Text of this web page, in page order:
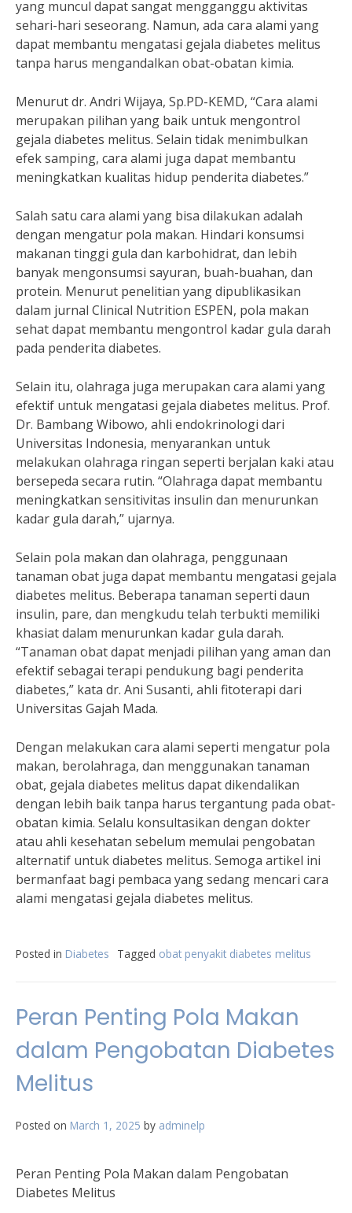
yang muncul dapat sangat mengganggu aktivitas
sehari-hari seseorang. Namun, ada cara alami yang
dapat membantu mengatasi gejala diabetes melitus
tanpa harus mengandalkan obat-obatan kimia.
Menurut dr. Andri Wijaya, Sp.PD-KEMD, “Cara alami
merupakan pilihan yang baik untuk mengontrol
gejala diabetes melitus. Selain tidak menimbulkan
efek samping, cara alami juga dapat membantu
meningkatkan kualitas hidup penderita diabetes.”
Salah satu cara alami yang bisa dilakukan adalah
dengan mengatur pola makan. Hindari konsumsi
makanan tinggi gula dan karbohidrat, dan lebih
banyak mengonsumsi sayuran, buah-buahan, dan
protein. Menurut penelitian yang dipublikasikan
dalam jurnal Clinical Nutrition ESPEN, pola makan
sehat dapat membantu mengontrol kadar gula darah
pada penderita diabetes.
Selain itu, olahraga juga merupakan cara alami yang
efektif untuk mengatasi gejala diabetes melitus. Prof.
Dr. Bambang Wibowo, ahli endokrinologi dari
Universitas Indonesia, menyarankan untuk
melakukan olahraga ringan seperti berjalan kaki atau
bersepeda secara rutin. “Olahraga dapat membantu
meningkatkan sensitivitas insulin dan menurunkan
kadar gula darah,” ujarnya.
Selain pola makan dan olahraga, penggunaan
tanaman obat juga dapat membantu mengatasi gejala
diabetes melitus. Beberapa tanaman seperti daun
insulin, pare, dan mengkudu telah terbukti memiliki
khasiat dalam menurunkan kadar gula darah.
“Tanaman obat dapat menjadi pilihan yang aman dan
efektif sebagai terapi pendukung bagi penderita
diabetes,” kata dr. Ani Susanti, ahli fitoterapi dari
Universitas Gajah Mada.
Dengan melakukan cara alami seperti mengatur pola
makan, berolahraga, dan menggunakan tanaman
obat, gejala diabetes melitus dapat dikendalikan
dengan lebih baik tanpa harus tergantung pada obat-
obatan kimia. Selalu konsultasikan dengan dokter
atau ahli kesehatan sebelum memulai pengobatan
alternatif untuk diabetes melitus. Semoga artikel ini
bermanfaat bagi pembaca yang sedang mencari cara
alami mengatasi gejala diabetes melitus.
Posted in Diabetes Tagged obat penyakit diabetes melitus
Peran Penting Pola Makan
dalam Pengobatan Diabetes
Melitus
Posted on March 1, 2025 by adminelp
Peran Penting Pola Makan dalam Pengobatan
Diabetes Melitus